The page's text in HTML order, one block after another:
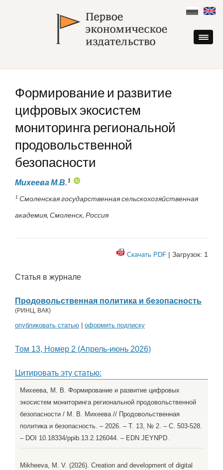
content
Формирование и развитие
цифровых экосистем
мониторинга региональной
продовольственной
безопасности
Михеева М.В.1
1 Смоленская государственная сельскохозяйственная
академия, Смоленск, Россия
Скачать PDF | Загрузок: 1
Статья в журнале
Продовольственная политика и безопасность
(РИНЦ, ВАК)
опубликовать статью оформить подписку
Том 13, Номер 2 (Апрель-июнь 2026)
Цитировать эту статью:
Михеева, М. В. Формирование и развитие цифровых
экосистем мониторинга региональной продовольственной
безопасности / М. В. Михеева // Продовольственная
политика и безопасность. – 2026. – Т. 13, № 2. – С. 503-528.
– DOI 10.18334/ppib.13.2.126044. – EDN JEYNPD.
Mikheeva, M. V. (2026). Creation and development of digital